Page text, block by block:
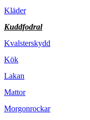
Kläder
Kuddfodral
Kvalsterskydd
Kök
Lakan
Mattor
Morgonrockar